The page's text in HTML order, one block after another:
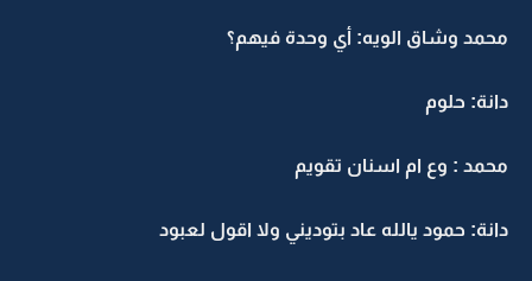
محمد وشاق الويه: أي وحدة فيهم؟
دانة: حلوم
محمد : وع ام اسنان تقويم
دانة: حمود يالله عاد بتوديني ولا اقول لعبود